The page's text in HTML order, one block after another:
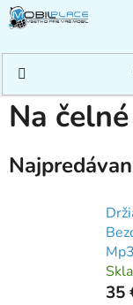
Prejsť
na
Na
35